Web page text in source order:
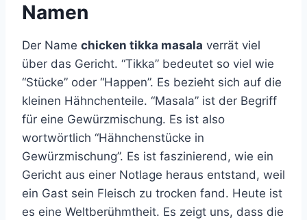
Namen
Der Name chicken tikka masala verrät viel
über das Gericht. “Tikka” bedeutet so viel wie
“Stücke” oder “Happen”. Es bezieht sich auf die
kleinen Hähnchenteile. “Masala” ist der Begriff
für eine Gewürzmischung. Es ist also
wortwörtlich “Hähnchenstücke in
Gewürzmischung”. Es ist faszinierend, wie ein
Gericht aus einer Notlage heraus entstand, weil
ein Gast sein Fleisch zu trocken fand. Heute ist
es eine Weltberühmtheit. Es zeigt uns, dass die